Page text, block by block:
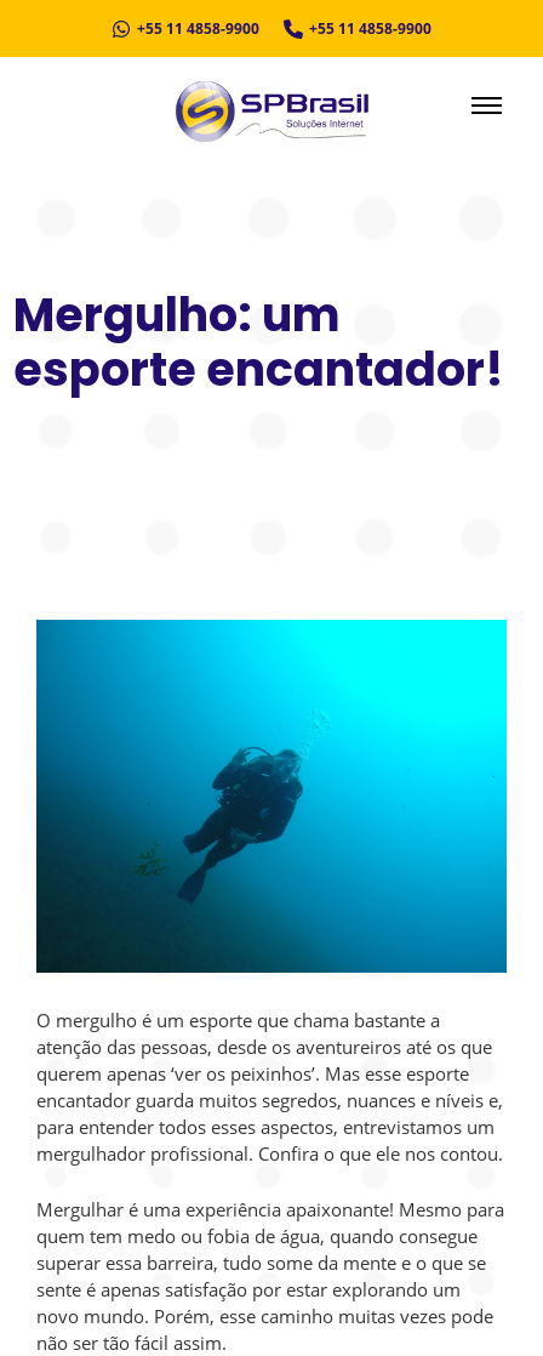
+55 11 4858-9900 +55 11 4858-9900
Mergulho: um
esporte encantador!
O mergulho é um esporte que chama bastante a
atenção das pessoas, desde os aventureiros até os que
querem apenas ‘ver os peixinhos’. Mas esse esporte
encantador guarda muitos segredos, nuances e níveis e,
para entender todos esses aspectos, entrevistamos um
mergulhador profissional. Confira o que ele nos contou.
Mergulhar é uma experiência apaixonante! Mesmo para
quem tem medo ou fobia de água, quando consegue
superar essa barreira, tudo some da mente e o que se
sente é apenas satisfação por estar explorando um
novo mundo. Porém, esse caminho muitas vezes pode
não ser tão fácil assim.